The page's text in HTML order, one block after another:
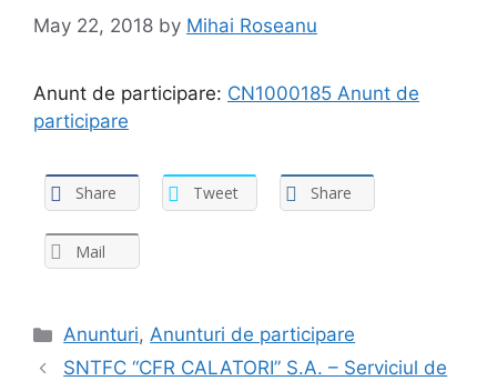
May 22, 2018 by Mihai Roseanu
Anunt de participare: CN1000185 Anunt de
participare
Share Tweet Share
Mail
Categories
Anunturi,Anunturi de participare
SNTFC “CFR CALATORI” S.A. – Serviciul de